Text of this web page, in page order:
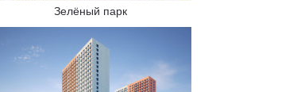
Зелёный парк